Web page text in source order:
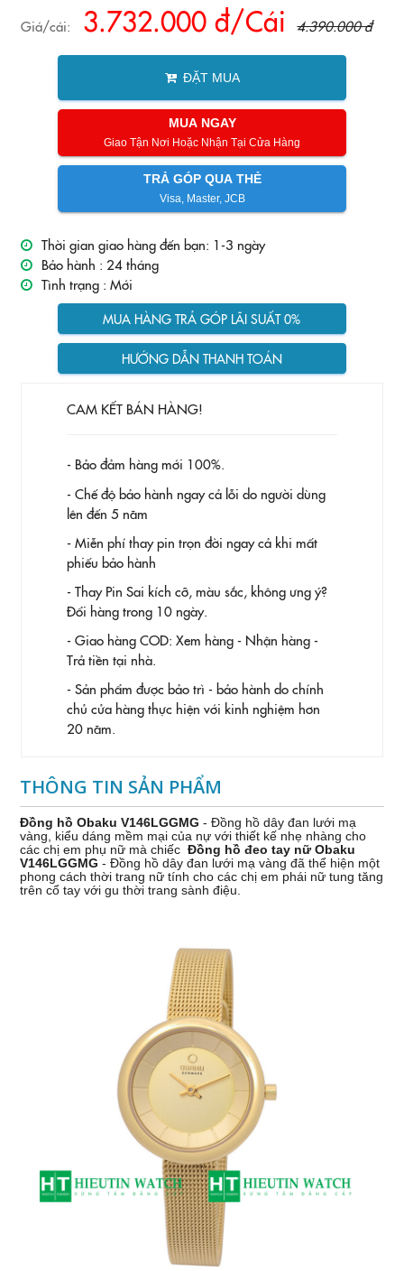
Giá/cái: 3.732.000 đ/Cái 4.390.000 đ
ĐẶT MUA
MUA NGAY
Giao Tận Nơi Hoặc Nhận Tại Cửa Hàng
TRẢ GÓP QUA THẺ
Visa, Master, JCB
Thời gian giao hàng đến bạn: 1-3 ngày
Bảo hành : 24 tháng
Tình trạng : Mới
MUA HÀNG TRẢ GÓP LÃI SUẤT 0%
HƯỚNG DẪN THANH TOÁN
CAM KẾT BÁN HÀNG!
- Bảo đảm hàng mới 100%.
- Chế độ bảo hành ngay cả lỗi do người dùng
lên đến 5 năm
- Miễn phí thay pin trọn đời ngay cả khi mất
phiếu bảo hành
- Thay Pin Sai kích cỡ, màu sắc, không ưng ý?
Đổi hàng trong 10 ngày.
- Giao hàng COD: Xem hàng - Nhận hàng -
Trả tiền tại nhà.
- Sản phẩm được bảo trì - bảo hành do chính
chủ cửa hàng thực hiện với kinh nghiệm hơn
20 năm.
THÔNG TIN SẢN PHẨM
Đồng hồ Obaku V146LGGMG - Đồng hồ dây đan lưới mạ
vàng, kiểu dáng mềm mại của nự với thiết kế nhẹ nhàng cho
các chị em phụ nữ mà chiếcĐồng hồ đeo tay nữ Obaku
V146LGGMG - Đồng hồ dây đan lưới mạ vàng đã thể hiện một
phong cách thời trang nữ tính cho các chị em phái nữ tung tăng
trên cổ tay với gu thời trang sành điệu.